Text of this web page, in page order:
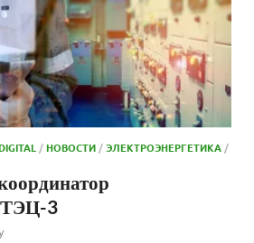
/НОВОСТИ /ЭЛЕКТРОЭНЕРГЕТИКА /
ТЭЦ-3